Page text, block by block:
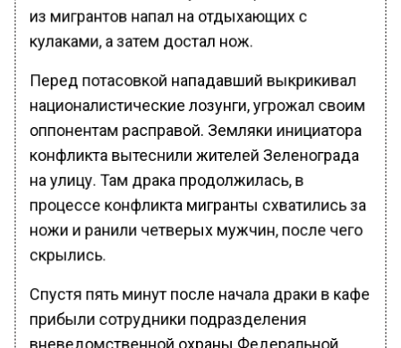
из мигрантов напал на отдыхающих с
кулаками, а затем достал нож.
Перед потасовкой нападавший выкрикивал
националистические лозунги, угрожал своим
оппонентам расправой. Земляки инициатора
конфликта вытеснили жителей Зеленограда
на улицу. Там драка продолжилась, в
процессе конфликта мигранты схватились за
ножи и ранили четверых мужчин, после чего
скрылись.
Спустя пять минут после начала драки в кафе
прибыли сотрудники подразделения
вневедомственной охраны Федеральной